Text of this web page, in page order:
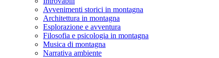
Avvenimenti storici in montagna
Architettura in montagna
Esplorazione e avventura
Filosofia e psicologia in montagna
Musica di montagna
Narrativa ambiente